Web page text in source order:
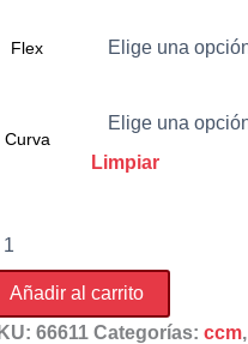
Flex
Curva
Limpiar
Añadir al carrito
66611 Categorías: ccm,